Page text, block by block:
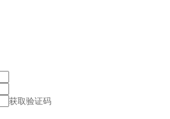
获取验证码